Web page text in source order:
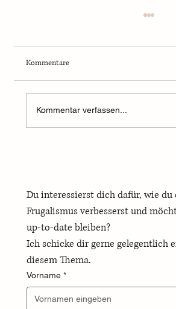
Kommentare
Kommentar verfassen...
Du interessierst dich dafür, wie
Frugalismus verbesserst und
Ich schicke dir gerne gelegentlich
diesem Thema.
Vorname *